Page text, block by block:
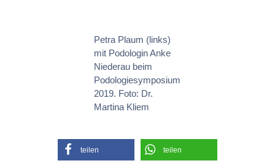
Petra Plaum (links)
mit Podologin Anke
Niederau beim
Podologiesymposium
2019. Foto: Dr.
Martina Kliem
teilen teilen